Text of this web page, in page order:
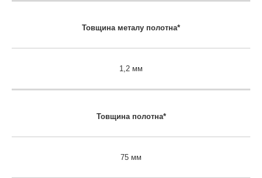
Товщина металу полотна*
1,2 мм
Товщина полотна*
75 мм